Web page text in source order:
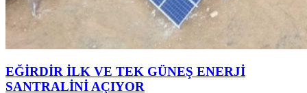
EĞİRDİR İLK VE TEK GÜNEŞ ENERJİ
SANTRALİNİ AÇIYOR